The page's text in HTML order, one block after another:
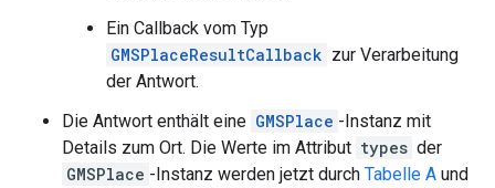
Ein Callback vom Typ
GMSPlaceResultCallback zur Verarbeitung
der Antwort.
Die Antwort enthält eine GMSPlace -Instanz mit
Details zum Ort. Die Werte im Attribut types der
GMSPlace -Instanz werden jetzt durch Tabelle A und